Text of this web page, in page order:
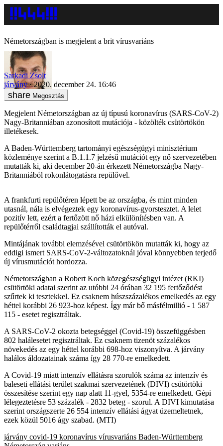
Németországban is megjelent a brit vírusvariáns
Sarkadi Zsolt
járvány
2020. december 24. 16:46
Megosztás
Megjelent Németországban az új típusú koronavírus (SARS-CoV-2)
Nagy-Britanniában azonosított mutációja - közölték csütörtökön
illetékesek.
A Baden-Württemberg tartományi egészségügyi minisztérium
közleménye szerint a B.1.1.7 jelzésű mutációt egy nő szervezetében
mutatták ki, aki december 20-án érkezett Németországba Nagy-
Britanniából rokonlátogatásra repülővel.
A frankfurti repülőtéren lépett be az országba, és mint minden
utasnál, nála is elvégeztek egy koronavírus-gyorstesztet. A lelet
pozitív lett, ezért a fertőzött nő házi elkülönítésben van. A
repülőtérről családtagjai szállították el autóval.
Mintájának további elemzésével csütörtökön mutatták ki, hogy az
eddigi ismert SARS-CoV-2-változatoknál jóval könnyebben terjedő
új vírusmutációt hordozza.
Németországban a Robert Koch közegészségügyi intézet (RKI)
csütörtöki adatai szerint az utóbbi 24 órában 32 195 fertőződést
szűrtek ki tesztekkel. Ez csaknem húszszázalékos emelkedés az egy
héttel korábbi 26 923-hoz képest. Így már bő másfélmillió - 1 587
115 - esetet regisztráltak.
A SARS-CoV-2 okozta betegséggel (Covid-19) összefüggésben
802 halálesetet regisztráltak. Ez csaknem tizenöt százalékos
növekedés az egy héttel korábbi 698-hoz viszonyítva. A járvány
halálos áldozatainak száma így 28 770-re emelkedett.
A Covid-19 miatt intenzív ellátásra szorulók száma az intenzív és
baleseti ellátási terület szakmai szervezetének (DIVI) csütörtöki
összesítése szerint egy nap alatt 11-gyel, 5354-re emelkedett. Gépi
lélegeztetésre 53 százalék - 2832 beteg - szorul. A DIVI kimutatása
szerint országszerte 26 554 intenzív ellátási ágyat üzemeltetnek,
ezek közül 5016 ágy szabad. (MTI)
járvány covid-19 koronavírus vírusvariáns Baden-Württemberg